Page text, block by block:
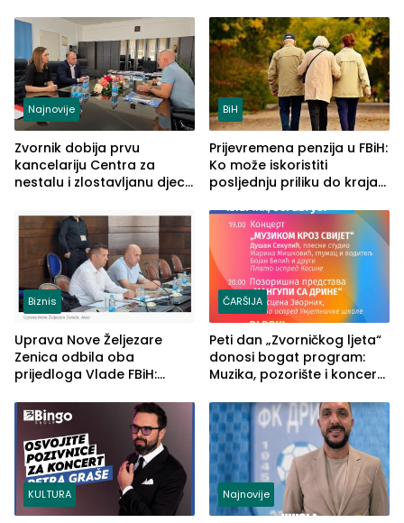
vidljive na njima
ljeta (FOTO)
Najnovije
Zvornik dobija prvu
kancelariju Centra za
nestalu i zlostavljanu djecu
BiH
Prijevremena penzija u FBiH:
Ko može iskoristiti
posljednju priliku do kraja
Biznis
Uprava Nove Željezare
Zenica odbila oba
prijedloga Vlade FBiH:
rješenje
ČARŠIJA
Peti dan „Zvorničkog ljeta“
donosi bogat program:
Muzika, pozorište i koncert
KULTURA Najnovije